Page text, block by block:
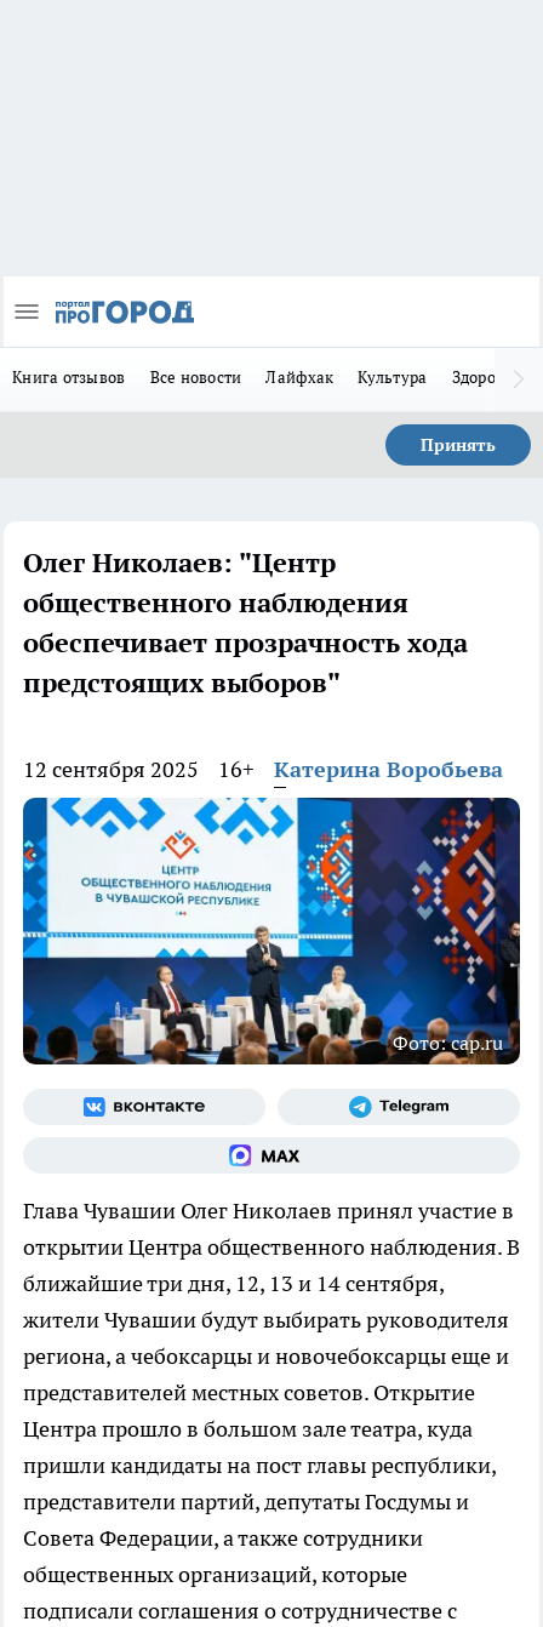
Книга отзывов Все новости Лайфхак Культура Здоровье
Принять
Олег Николаев: "Центр
общественного наблюдения
обеспечивает прозрачность хода
предстоящих выборов"
12 сентября 2025 16+ Катерина Воробьева
Фото: cap.ru
Глава Чувашии Олег Николаев принял участие в
открытии Центра общественного наблюдения. В
ближайшие три дня, 12, 13 и 14 сентября,
жители Чувашии будут выбирать руководителя
региона, а чебоксарцы и новочебоксарцы еще и
представителей местных советов. Открытие
Центра прошло в большом зале театра, куда
пришли кандидаты на пост главы республики,
представители партий, депутаты Госдумы и
Совета Федерации, а также сотрудники
общественных организаций, которые
подписали соглашения о сотрудничестве с